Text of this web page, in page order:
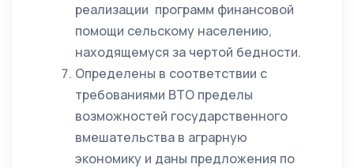
реализации программ финансовой
помощи сельскому населению,
находящемуся за чертой бедности.
Определены в соответствии с
требованиями ВТО пределы
возможностей государственного
вмешательства в аграрную
экономику и даны предложения по